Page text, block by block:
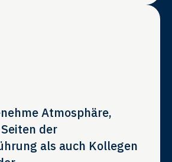
Atmosphäre,
der
als auch Kollegen